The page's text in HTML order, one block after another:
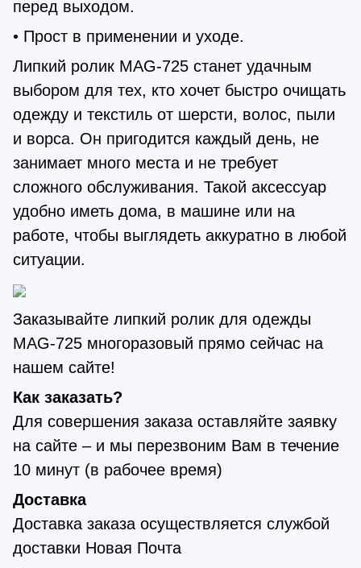
перед выходом.
• Прост в применении и уходе.
Липкий ролик MAG-725 станет удачным
выбором для тех, кто хочет быстро очищать
одежду и текстиль от шерсти, волос, пыли
и ворса. Он пригодится каждый день, не
занимает много места и не требует
сложного обслуживания. Такой аксессуар
удобно иметь дома, в машине или на
работе, чтобы выглядеть аккуратно в любой
ситуации.
Заказывайте липкий ролик для одежды
MAG-725 многоразовый прямо сейчас на
нашем сайте!
Как заказать?
Для совершения заказа оставляйте заявку
на сайте – и мы перезвоним Вам в течение
10 минут (в рабочее время)
Доставка
Доставка заказа осуществляется службой
доставки Новая Почта